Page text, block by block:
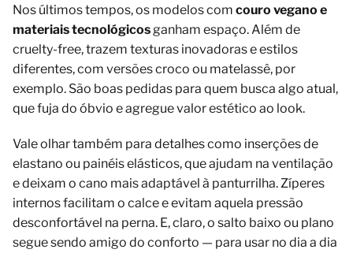
Nos últimos tempos, os modelos com couro vegano e
materiais tecnológicosganham espaço. Além de
cruelty-free, trazem texturas inovadoras e estilos
diferentes, com versões croco ou matelassê, por
exemplo. São boas pedidas para quem busca algo atual,
que fuja do óbvio e agregue valor estético ao look.
Vale olhar também para detalhes como inserções de
elastano ou painéis elásticos, que ajudam na ventilação
e deixam o cano mais adaptável à panturrilha. Zíperes
internos facilitam o calce e evitam aquela pressão
desconfortável na perna. E, claro, o salto baixo ou plano
segue sendo amigo do conforto — para usar no dia a dia